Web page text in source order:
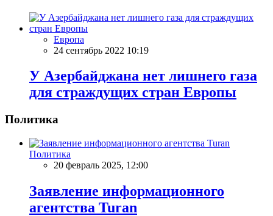
Европа
24 сентябрь 2022 10:19
У Азербайджана нет лишнего газа
для страждущих стран Европы
Политика
Политика
20 февраль 2025, 12:00
Заявление информационного
агентства Turan